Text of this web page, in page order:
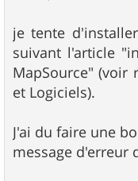
s
g
e
je tente
suivant l'article
MapSource" (voir
et Logiciels).
J'ai du faire une
message d'erreur